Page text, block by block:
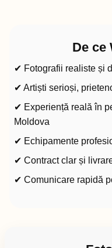
De ce
✔ Fotografii realiste și
✔ Artiști serioși,
✔ Experiență reală în
Moldova
✔ Echipamente
✔ Contract clar și
✔ Comunicare rapidă